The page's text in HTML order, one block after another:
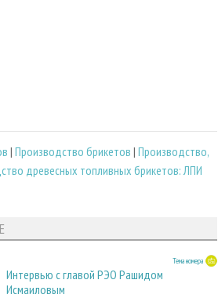
| Производство брикетов | Производство,
древесных топливных брикетов: ЛПИ
Тема номера
Интервью с главой РЭО Рашидом
Исмаиловым